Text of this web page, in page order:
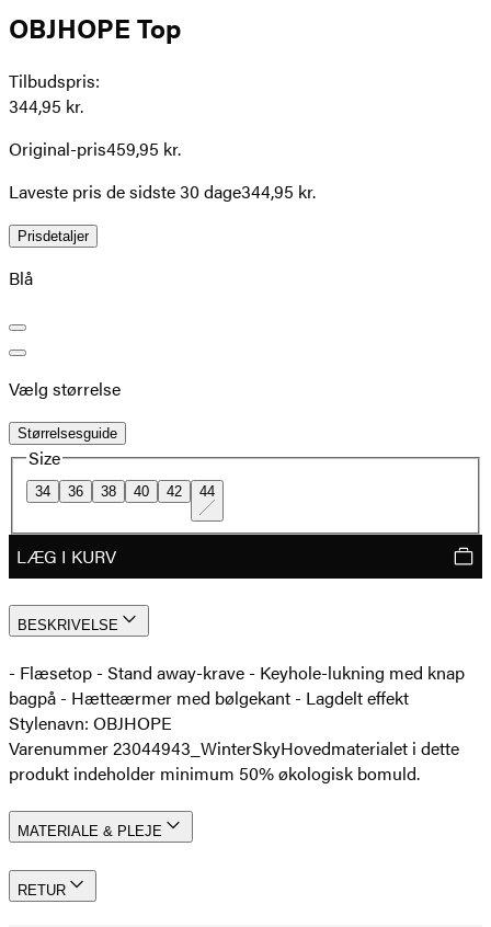
OBJHOPE Top
Tilbudspris:
344,95 kr.
Original-pris459,95 kr.
Laveste pris de sidste 30 dage344,95 kr.
Prisdetaljer
Blå
Vælg størrelse
Størrelsesguide
Size
34 36 38 40 42 44
LÆG I KURV
BESKRIVELSE
- Flæsetop - Stand away-krave - Keyhole-lukning med knap
bagpå - Hætteærmer med bølgekant - Lagdelt effekt
Stylenavn: OBJHOPE
Varenummer 23044943_WinterSkyHovedmaterialet i dette
produkt indeholder minimum 50% økologisk bomuld.
MATERIALE & PLEJE
RETUR